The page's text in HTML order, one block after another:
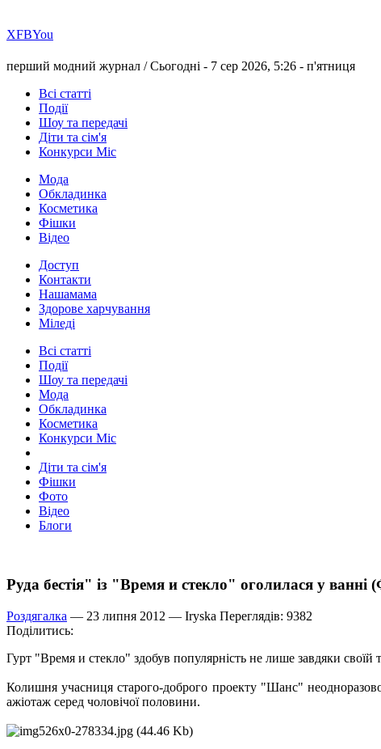
ХFBYou
перший модний журнал /Сьогодні - 7 сер 2026, 5:26 - п'ятниця
Всі статті
Події
Шоу та передачі
Діти та сім'я
Конкурси Міс
Мода
Обкладинка
Косметика
Фішки
Відео
Доступ
Контакти
Нашамама
Здорове харчування
Міледі
Всі статті
Події
Шоу та передачі
Мода
Обкладинка
Косметика
Конкурси Міс
Діти та сім'я
Фішки
Фото
Відео
Блоги
Руда бестія" із "Время и стекло" оголилася у
Роздягалка — 23 липня 2012 — Iryska Переглядів: 9382
Поділитись:
Гурт "Время и стекло" здобув популярність не лише завдяки своїй
Колишня учасниця старого-доброго проекту "Шанс"
ажіотаж серед чоловічої половини.